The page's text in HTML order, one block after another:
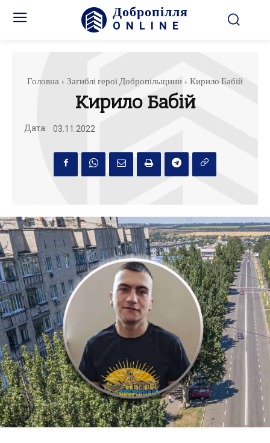
Добропілля
ONLINE
Головна Загиблі герої Добропільщини Кирило Бабій
Кирило Бабій
Дата: 03.11.2022